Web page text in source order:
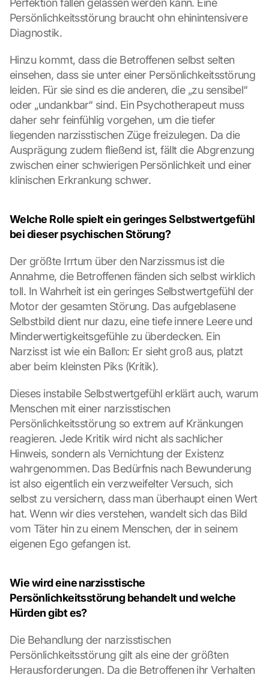
Perfektion fallen gelassen werden kann. Eine
Persönlichkeitsstörung braucht ohn ehinintensivere
Diagnostik.
Hinzu kommt, dass die Betroffenen selbst selten
einsehen, dass sie unter einer Persönlichkeitsstörung
leiden. Für sie sind es die anderen, die „zu sensibel“
oder „undankbar“ sind. Ein Psychotherapeut muss
daher sehr feinfühlig vorgehen, um die tiefer
liegenden narzisstischen Züge freizulegen. Da die
Ausprägung zudem fließend ist, fällt die Abgrenzung
zwischen einer schwierigen Persönlichkeit und einer
klinischen Erkrankung schwer.
Welche Rolle spielt ein geringes Selbstwertgefühl
bei dieser psychischen Störung?
Der größte Irrtum über den Narzissmus ist die
Annahme, die Betroffenen fänden sich selbst wirklich
toll. In Wahrheit ist ein geringes Selbstwertgefühl der
Motor der gesamten Störung. Das aufgeblasene
Selbstbild dient nur dazu, eine tiefe innere Leere und
Minderwertigkeitsgefühle zu überdecken. Ein
Narzisst ist wie ein Ballon: Er sieht groß aus, platzt
aber beim kleinsten Piks (Kritik).
Dieses instabile Selbstwertgefühl erklärt auch, warum
Menschen mit einer narzisstischen
Persönlichkeitsstörung so extrem auf Kränkungen
reagieren. Jede Kritik wird nicht als sachlicher
Hinweis, sondern als Vernichtung der Existenz
wahrgenommen. Das Bedürfnis nach Bewunderung
ist also eigentlich ein verzweifelter Versuch, sich
selbst zu versichern, dass man überhaupt einen Wert
hat. Wenn wir dies verstehen, wandelt sich das Bild
vom Täter hin zu einem Menschen, der in seinem
eigenen Ego gefangen ist.
Wie wird eine narzisstische
Persönlichkeitsstörung behandelt und welche
Hürden gibt es?
Die Behandlung der narzisstischen
Persönlichkeitsstörung gilt als eine der größten
Herausforderungen. Da die Betroffenen ihr Verhalten